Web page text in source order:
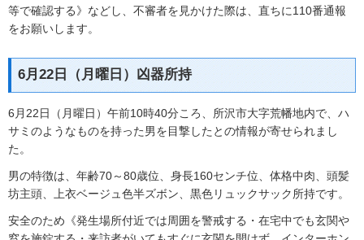
等で確認する》などし、不審者を見かけた際は、直ちに110番通報
をお願いします。
6月22日（月曜日）凶器所持
6月22日（月曜日）午前10時40分ころ、所沢市大字荒幡地内で、ハ
サミのようなものを持った男を目撃したとの情報が寄せられまし
た。
男の特徴は、年齢70～80歳位、身長160センチ位、体格中肉、頭髪
坊主頭、上衣ベージュ色半ズボン、黒色リュックサック所持です。
安全のため《発生場所付近では周囲を警戒する・在宅中でも玄関や